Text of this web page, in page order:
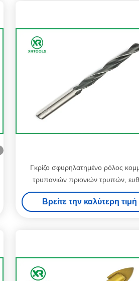
Γκρίζο σφυρηλατημένο ρόλος
τρυπανιών πριονιών τρυπών,
κομμάτια τρυπανιών σημείου
σφραγίζει το λογότυπο
Βρείτε την καλύτερη τιμή